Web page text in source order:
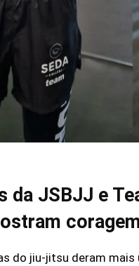
da JSBJJ e
do jiu-jitsu deram